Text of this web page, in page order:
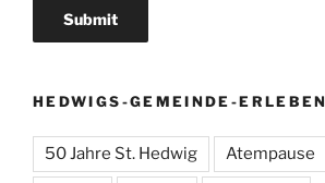
HEDWIGS-GEMEINDE-ERLEBEN
50 Jahre St. Hedwig Atempause